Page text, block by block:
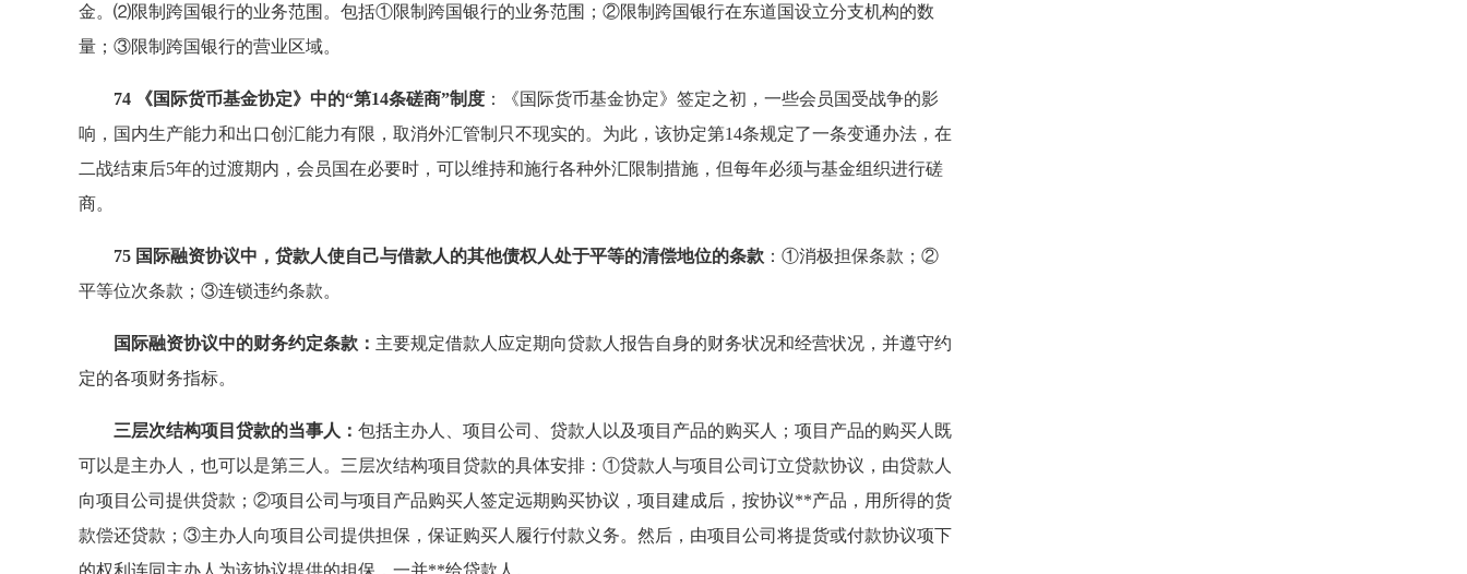
金。⑵限制跨国银行的业务范围。包括①限制跨国银行的业务范围；②限制跨国银行在东道国设立分支机构的数
量；③限制跨国银行的营业区域。
74 《国际货币基金协定》中的“第14条磋商”制度 ：《国际货币基金协定》签定之初，一些会员国受战争的影
响，国内生产能力和出口创汇能力有限，取消外汇管制只不现实的。为此，该协定第14条规定了一条变通办法，在
二战结束后5年的过渡期内，会员国在必要时，可以维持和施行各种外汇限制措施，但每年必须与基金组织进行磋
商。
75 国际融资协议中，贷款人使自己与借款人的其他债权人处于平等的清偿地位的条款 ：①消极担保条款；②
平等位次条款；③连锁违约条款。
国际融资协议中的财务约定条款： 主要规定借款人应定期向贷款人报告自身的财务状况和经营状况，并遵守约
定的各项财务指标。
三层次结构项目贷款的当事人： 包括主办人、项目公司、贷款人以及项目产品的购买人；项目产品的购买人既
可以是主办人，也可以是第三人。三层次结构项目贷款的具体安排：①贷款人与项目公司订立贷款协议，由贷款人
向项目公司提供贷款；②项目公司与项目产品购买人签定远期购买协议，项目建成后，按协议**产品，用所得的货
款偿还贷款；③主办人向项目公司提供担保，保证购买人履行付款义务。然后，由项目公司将提货或付款协议项下
的权利连同主办人为该协议提供的担保，一并**给贷款人。